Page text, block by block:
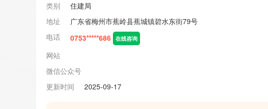
类别
住建局
地址
广东省梅州市蕉岭县蕉城镇碧水东街79号
电话
0753*****686 在线咨询
网站
微信公众号
更新时间
2025-09-17